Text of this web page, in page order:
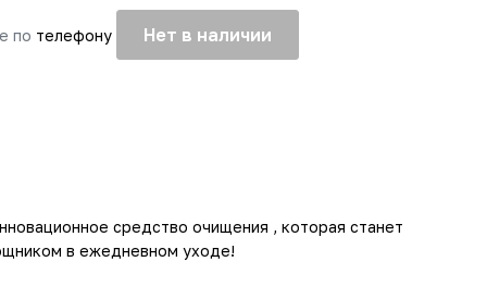
по телефону Нет в наличии
средство очищения , которая станет
в ежедневном уходе!